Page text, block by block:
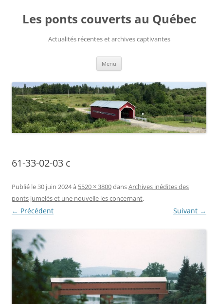
contenu
Les ponts couverts au Québec
Actualités récentes et archives captivantes
Menu
61-33-02-03 c
Publié le30 juin 2024à 5520 × 3800dansArchives inédites des
ponts jumelés et une nouvelle les concernant.
← Précédent Suivant →